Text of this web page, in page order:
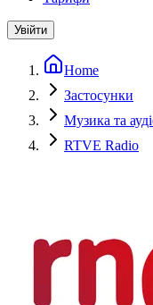
Увійти
Home
Застосунки
Музика та
RTVE Radio